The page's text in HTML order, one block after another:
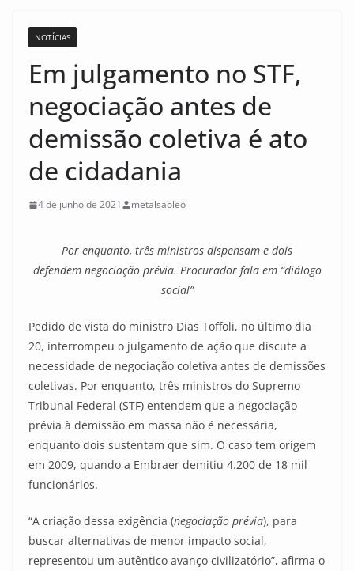
NOTÍCIAS
Em julgamento no STF,
negociação antes de
demissão coletiva é ato
de cidadania
4 de junho de 2021 metalsaoleo
Por enquanto, três ministros dispensam e dois
defendem negociação prévia. Procurador fala em “diálogo
social”
Pedido de vista do ministro Dias Toffoli, no último dia
20, interrompeu o julgamento de ação que discute a
necessidade de negociação coletiva antes de demissões
coletivas. Por enquanto, três ministros do Supremo
Tribunal Federal (STF) entendem que a negociação
prévia à demissão em massa não é necessária,
enquanto dois sustentam que sim. O caso tem origem
em 2009, quando a Embraer demitiu 4.200 de 18 mil
funcionários.
“A criação dessa exigência (negociação prévia), para
buscar alternativas de menor impacto social,
representou um autêntico avanço civilizatório”, afirma o